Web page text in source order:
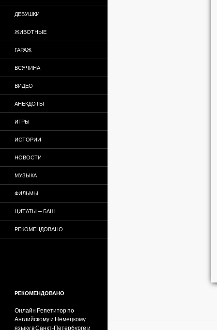
ДЕВУШКИ
ЖИВОТНЫЕ
ГАРАЖ
ВСЯЧИНА
ВИДЕО
АНЕКДОТЫ
ИГРЫ
ИСТОРИИ
НОВОСТИ
МУЗЫКА
ФИЛЬМЫ
ЦИТАТЫ — БАШ
РЕКОМЕНДОВАНО
РЕКОМЕНДОВАНО
Онлайн Репетитор по
Английскому и Немецкому
языку в Санкт-Петербурге и